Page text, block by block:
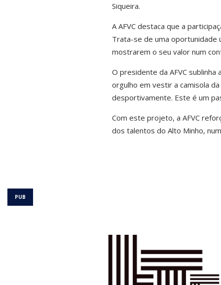
Siqueira.
A AFVC destaca que a
Trata-se de uma oportunidade
mostrarem o seu valor num
O presidente da AFVC
orgulho em vestir a camisola
desportivamente. Este é um
Com este projeto, a AFVC
dos talentos do Alto Minho,